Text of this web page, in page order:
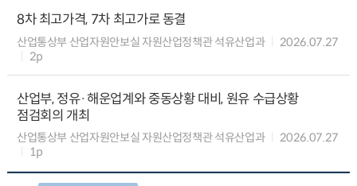
8차 최고가격, 7차 최고가로 동결
산업통상부 산업자원안보실 자원산업정책관 석유산업과
2026.07.27
2p
산업부, 정유·해운업계와 중동상황 대비, 원유 수급상황
점검회의 개최
산업통상부 산업자원안보실 자원산업정책관 석유산업과
2026.07.27
1p